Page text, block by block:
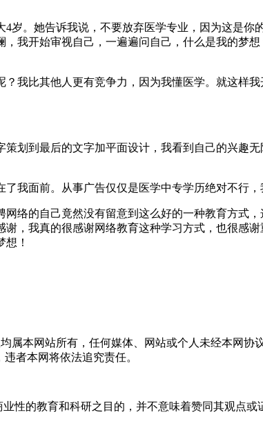
。她告诉我说，不要放弃医学专业，因为这是你
我开始审视自己，一遍遍问自己，什么是我的梦
我比其他人更有竞争力，因为我懂医学。就这样
划到最后的文字加平面设计，我看到自己的兴趣
我面前。从事广告仅仅是医学中专学历绝对不行，
络的自己竟然没有留意到这么好的一种教育方式
，我真的很感谢网络教育这种学习方式，也很感
！
属本网站所有，任何媒体、网站或个人未经本网
者本网将依法追究责任。
性的教育和科研之目的，并不意味着赞同其观点